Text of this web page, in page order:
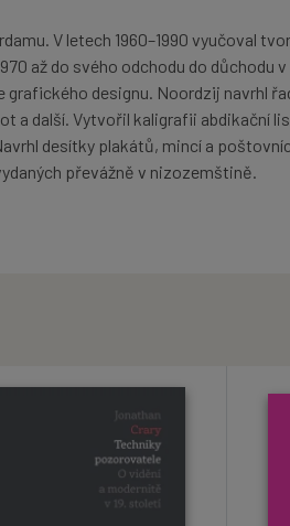
V letech 1960–1990 vyučoval
až do svého odchodu do důchodu v
designu. Noordzij navrhl
a další. Vytvořil kaligrafii abdikační
desítky plakátů, mincí a
převážně v nizozemštině.